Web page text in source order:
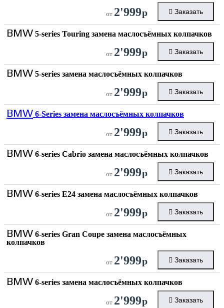
от 2'999р Заказать
BMW 5-series Touring замена маслосъёмных колпачков
от 2'999р Заказать
BMW 5-series замена маслосъёмных колпачков
от 2'999р Заказать
BMW 6-Series замена маслосъёмных колпачков
от 2'999р Заказать
BMW 6-series Cabrio замена маслосъёмных колпачков
от 2'999р Заказать
BMW 6-series E24 замена маслосъёмных колпачков
от 2'999р Заказать
BMW 6-series Gran Coupe замена маслосъёмных
колпачков
от 2'999р Заказать
BMW 6-series замена маслосъёмных колпачков
от 2'999р Заказать